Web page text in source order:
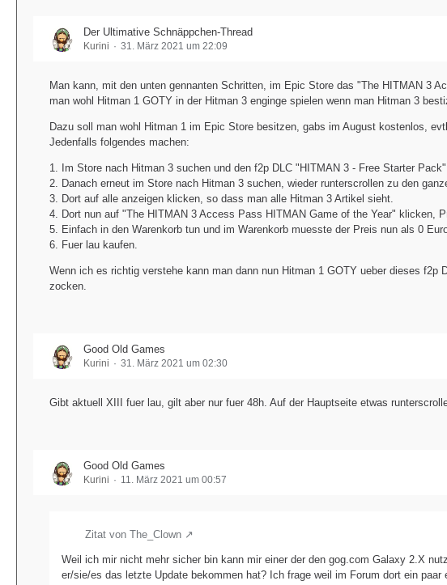
Der Ultimative Schnäppchen-Thread
Kurini 31. März 2021 um 22:09
Man kann, mit den unten gennanten Schritten, im Epic Store das "The HITMAN 3
man wohl Hitman 1 GOTY in der Hitman 3 enginge spielen wenn man Hitman 3
Dazu soll man wohl Hitman 1 im Epic Store besitzen, gabs im August kostenlos,
Jedenfalls folgendes machen:
1. Im Store nach Hitman 3 suchen und den f2p DLC "HITMAN 3 - Free Starter
2. Danach erneut im Store nach Hitman 3 suchen, wieder runterscrollen zu den
3. Dort auf alle anzeigen klicken, so dass man alle Hitman 3 Artikel sieht.
4. Dort nun auf "The HITMAN 3 Access Pass HITMAN Game of the Year" klicken,
5. Einfach in den Warenkorb tun und im Warenkorb muesste der Preis nun als 0
6. Fuer lau kaufen.
Wenn ich es richtig verstehe kann man dann nun Hitman 1 GOTY ueber dieses
zocken.
Good Old Games
Kurini 31. März 2021 um 02:30
Gibt aktuell XIII fuer lau, gilt aber nur fuer 48h. Auf der Hauptseite etwas
Good Old Games
Kurini 11. März 2021 um 00:57
Zitat von The_Clown
Weil ich mir nicht mehr sicher bin kann mir einer der den gog.com Galaxy 2.X
er/sie/es das letzte Update bekommen hat? Ich frage weil im Forum dort ein